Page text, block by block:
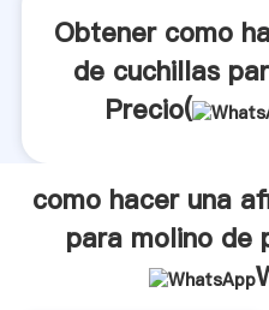
crea el valor y aporta
Obtener como
de cuchillas
Precio(
como hacer una
para molino de